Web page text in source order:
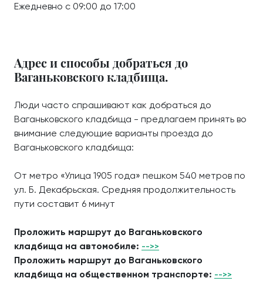
Ежедневно с 09:00 до 17:00
Адрес и способы добраться до
Ваганьковского кладбища.
Люди часто спрашивают как добраться до
Ваганьковского кладбища - предлагаем принять во
внимание следующие варианты проезда до
Ваганьковского кладбища:
От метро «Улица 1905 года» пешком 540 метров по
ул. Б. Декабрьская. Средняя продолжительность
пути составит 6 минут
Проложить маршрут до Ваганьковского
кладбища на автомобиле: -->>
Проложить маршрут до Ваганьковского
кладбища на общественном транспорте: -->>